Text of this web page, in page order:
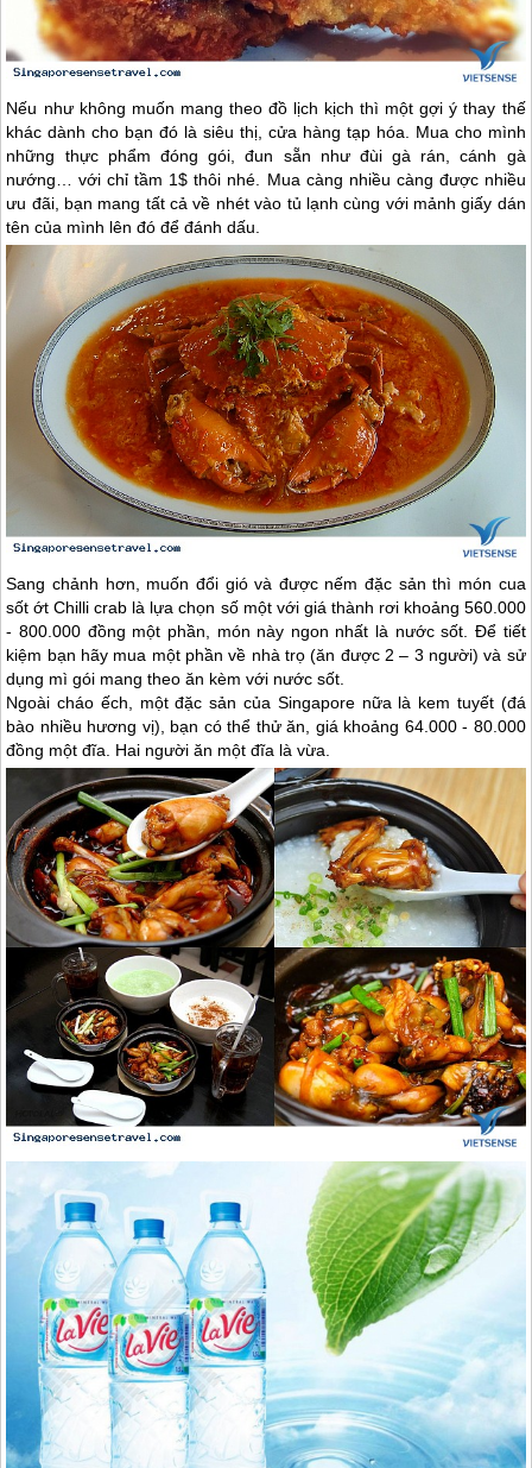
Nếu như không muốn mang theo đồ lịch kịch thì một gợi ý thay thế
khác dành cho bạn đó là siêu thị, cửa hàng tạp hóa. Mua cho mình
những thực phẩm đóng gói, đun sẵn như đùi gà rán, cánh gà
nướng… với chỉ tầm 1$ thôi nhé. Mua càng nhiều càng được nhiều
ưu đãi, bạn mang tất cả về nhét vào tủ lạnh cùng với mảnh giấy dán
tên của mình lên đó để đánh dấu.
Sang chảnh hơn, muốn đổi gió và được nếm đặc sản thì món cua
sốt ớt Chilli crab là lựa chọn số một với giá thành rơi khoảng 560.000
- 800.000 đồng một phần, món này ngon nhất là nước sốt. Để tiết
kiệm bạn hãy mua một phần về nhà trọ (ăn được 2 – 3 người) và sử
dụng mì gói mang theo ăn kèm với nước sốt.
Ngoài cháo ếch, một đặc sản của Singaporenữa là kem tuyết (đá
bào nhiều hương vị), bạn có thể thử ăn, giá khoảng 64.000 - 80.000
đồng một đĩa. Hai người ăn một đĩa là vừa.